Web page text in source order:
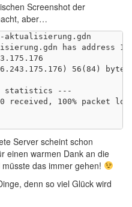
Screenshot der
aber…
aktualisierung.gdn
has address
56(84)
statistics ---
received, 100% packet
Server scheint schon
einen warmen Dank an die
müsste das immer gehen!
denn so viel Glück wird